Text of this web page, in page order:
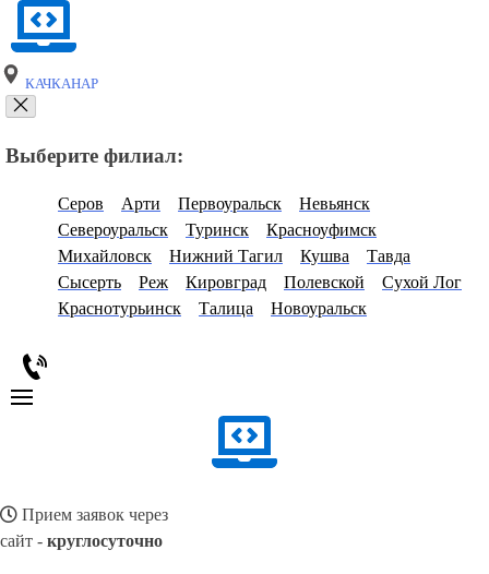
КАЧКАНАР
Выберите филиал:
Серов Арти Первоуральск
Невьянск
Североуральск
Туринск
Красноуфимск
Михайловск
Нижний Тагил Кушва
Тавда
Сысерть
Реж Кировград Полевской
Сухой Лог
Краснотурьинск
Талица Новоуральск
Прием заявок через
сайт - круглосуточно